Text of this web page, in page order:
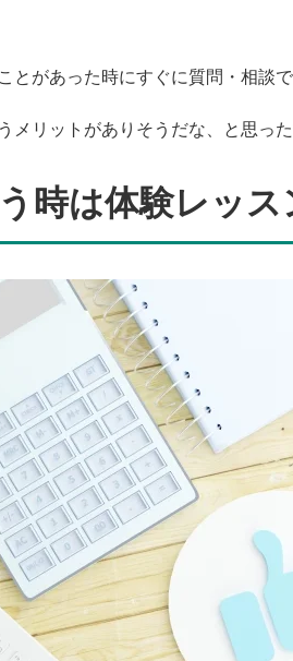
とがあった時にすぐに質問・相談
メリットがありそうだな、と思っ
時は体験レッス